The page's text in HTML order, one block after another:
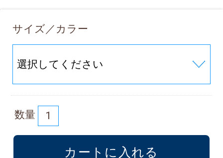
サイズ／カラー
数量